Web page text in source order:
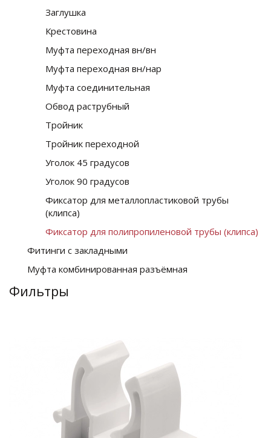
Заглушка
Крестовина
Муфта переходная вн/вн
Муфта переходная вн/нар
Муфта соединительная
Обвод раструбный
Тройник
Тройник переходной
Уголок 45 градусов
Уголок 90 градусов
Фиксатор для металлопластиковой трубы
(клипса)
Фиксатор для полипропиленовой трубы (клипса)
Фитинги с закладными
Муфта комбинированная разъёмная
Фильтры